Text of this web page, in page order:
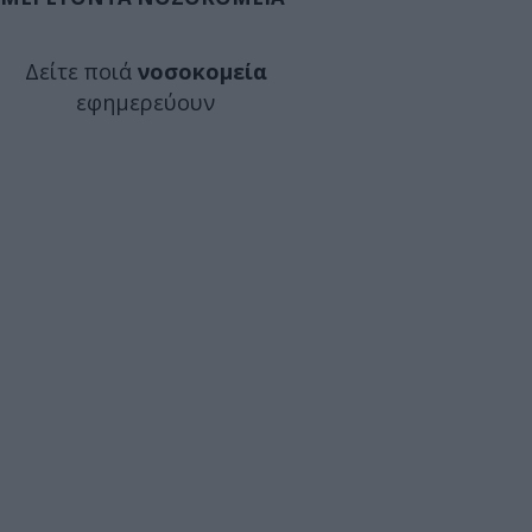
Δείτε ποιά νοσοκομεία
εφημερεύουν